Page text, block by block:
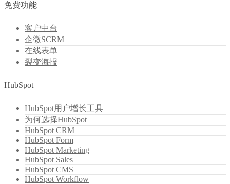
免费功能
客户中台
企微SCRM
在线表单
裂变海报
HubSpot
HubSpot用户增长工具
为何选择HubSpot
HubSpot CRM
HubSpot Form
HubSpot Marketing
HubSpot Sales
HubSpot CMS
HubSpot Workflow